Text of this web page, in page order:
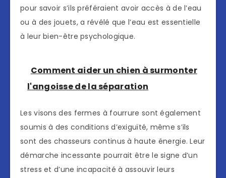
pour savoir s’ils préféraient avoir accès à de l’eau
ou à des jouets, a révélé que l’eau est essentielle
à leur bien-être psychologique.
Comment aider un chien à surmonter
l'angoisse de la séparation
Les visons des fermes à fourrure sont également
soumis à des conditions d’exiguïté, même s’ils
sont des chasseurs continus à haute énergie. Leur
démarche incessante pourrait être le signe d’un
stress et d’une incapacité à assouvir leurs